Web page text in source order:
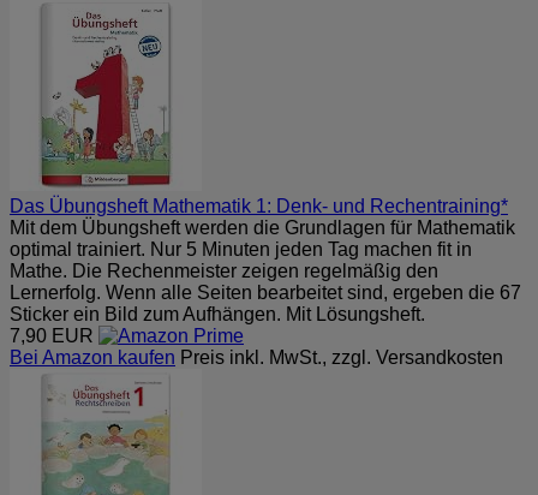
Das Übungsheft Mathematik 1: Denk- und Rechentraining*
Mit dem Übungsheft werden die Grundlagen für Mathematik
optimal trainiert. Nur 5 Minuten jeden Tag machen fit in
Mathe. Die Rechenmeister zeigen regelmäßig den
Lernerfolg. Wenn alle Seiten bearbeitet sind, ergeben die 67
Sticker ein Bild zum Aufhängen. Mit Lösungsheft.
7,90 EUR
Bei Amazon kaufen Preis inkl. MwSt., zzgl. Versandkosten